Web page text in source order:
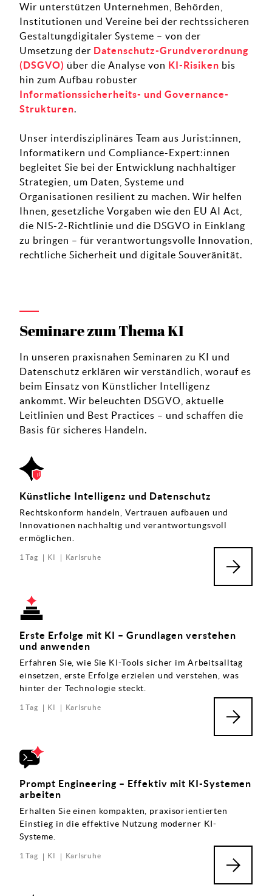
Wir unterstützen Unternehmen, Behörden,
Institutionen und Vereine bei der rechtssicheren
Gestaltungdigitaler Systeme – von der
Umsetzung der Datenschutz-Grundverordnung
(DSGVO) über die Analyse von KI-Risiken bis
hin zum Aufbau robuster
Informationssicherheits- und Governance-
Strukturen
Unser interdisziplinäres Team aus Jurist:innen,
Informatikern und Compliance-Expert:innen
begleitet Sie bei der Entwicklung nachhaltiger
Strategien, um Daten, Systeme und
Organisationen resilient zu machen. Wir helfen
Ihnen, gesetzliche Vorgaben wie den EU AI Act,
die NIS-2-Richtlinie und die DSGVO in Einklang
zu bringen – für verantwortungsvolle Innovation,
rechtliche Sicherheit und digitale Souveränität.
Seminare zum Thema KI
In unseren praxisnahen Seminaren zu KI und
Datenschutz erklären wir verständlich, worauf es
beim Einsatz von Künstlicher Intelligenz
ankommt. Wir beleuchten DSGVO, aktuelle
Leitlinien und Best Practices – und schaffen die
Basis für sicheres Handeln.
Künstliche Intelligenz und Datenschutz
Rechtskonform handeln, Vertrauen aufbauen und
Innovationen nachhaltig und verantwortungsvoll
ermöglichen.
1 Tag KI Karlsruhe
Erste Erfolge mit KI – Grundlagen verstehen
und anwenden
Erfahren Sie, wie Sie KI-Tools sicher im Arbeitsalltag
einsetzen, erste Erfolge erzielen und verstehen, was
hinter der Technologie steckt.
1 Tag KI Karlsruhe
Prompt Engineering – Effektiv mit KI-Systemen
arbeiten
Erhalten Sie einen kompakten, praxisorientierten
Einstieg in die effektive Nutzung moderner KI-
Systeme.
1 Tag KI Karlsruhe